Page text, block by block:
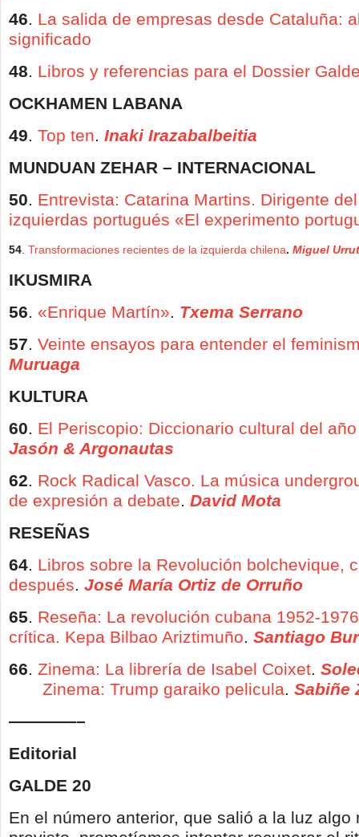
46. La salida de empresas desde Cataluña:
significado
48. Libros y referencias para el Dossier
OCKHAMEN LABANA
49. Top ten. Inaki Irazabalbeitia
MUNDUAN ZEHAR – INTERNACIONAL
50. Entrevista: Catarina Martins. Dirigente
izquierdas portugués «El experimento
54 Transformaciones recientes de la izquierda chilena. Miguel
IKUSMIRA
56. «Enrique Martín». Txema Serrano
57. Veinte ensayos para entender el
Muruaga
KULTURA
60. El Periscopio: Diccionario cultural del
Jasón & Argonautas
62. Rock Radical Vasco. La música
de expresión a debate. David Mota
RESEÑAS
64. Libros sobre la Revolución bolchevique,
después. José María Ortiz de Orruño
65. Reseña: La revolución cubana 1952-
crítica. Kepa Bilbao Ariztimuño. Santiago
66. Zinema: La librería de Isabel Coixet.
Zinema: Trump garaiko pelicula. Sabiñe
————–
Editorial
GALDE 20
En el número anterior, que salió a la luz algo